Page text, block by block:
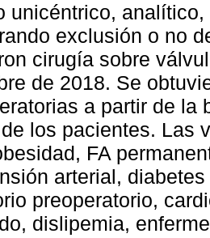
unicéntrico,
exclusión o no
cirugía sobre
de 2018. Se
a partir de la
los pacientes. Las
FA
arterial,
preoperatorio,
dislipemia,